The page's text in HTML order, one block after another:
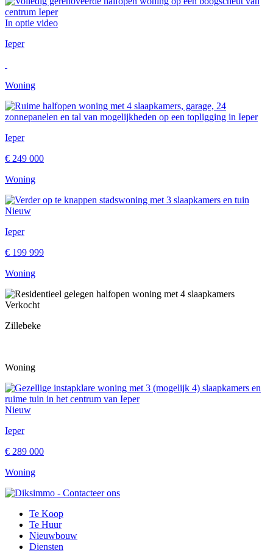
In optie video
Ieper
Woning
Ieper
€ 249 000
Woning
Nieuw
Ieper
€ 199 999
Woning
Verkocht
Zillebeke
Woning
Nieuw
Ieper
€ 289 000
Woning
Te Koop
Te Huur
Nieuwbouw
Diensten